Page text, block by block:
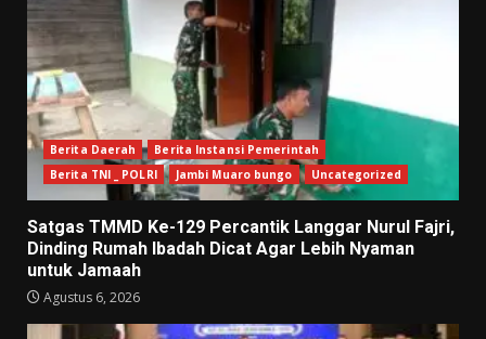
Berita Daerah
Berita Instansi Pemerintah
Berita TNI _ POLRI
Jambi Muaro bungo Uncategorized
Satgas TMMD Ke-129 Percantik Langgar Nurul Fajri,
Dinding Rumah Ibadah Dicat Agar Lebih Nyaman
untuk Jamaah
Agustus 6, 2026